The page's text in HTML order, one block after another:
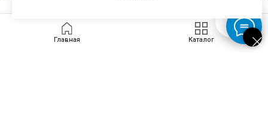
Главная Каталог